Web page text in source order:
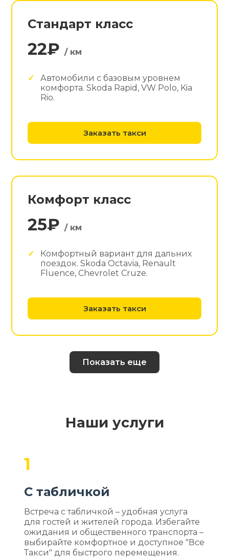
Стандарт класс
22₽/ км
Автомобили с базовым уровнем
комфорта. Skoda Rapid, VW Polo, Kia
Rio.
Заказать такси
Комфорт класс
25₽/ км
Комфортный вариант для дальних
поездок. Skoda Octavia, Renault
Fluence, Chevrolet Cruze.
Заказать такси
Показать еще
Наши услуги
1
С табличкой
Встреча с табличкой – удобная услуга
для гостей и жителей города. Избегайте
ожидания и общественного транспорта –
выбирайте комфортное и доступное "Все
Такси" для быстрого перемещения.